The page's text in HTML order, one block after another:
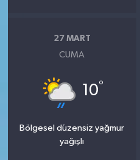
27 MART
CUMA
10°
Bölgesel düzensiz yağmur
yağışlı